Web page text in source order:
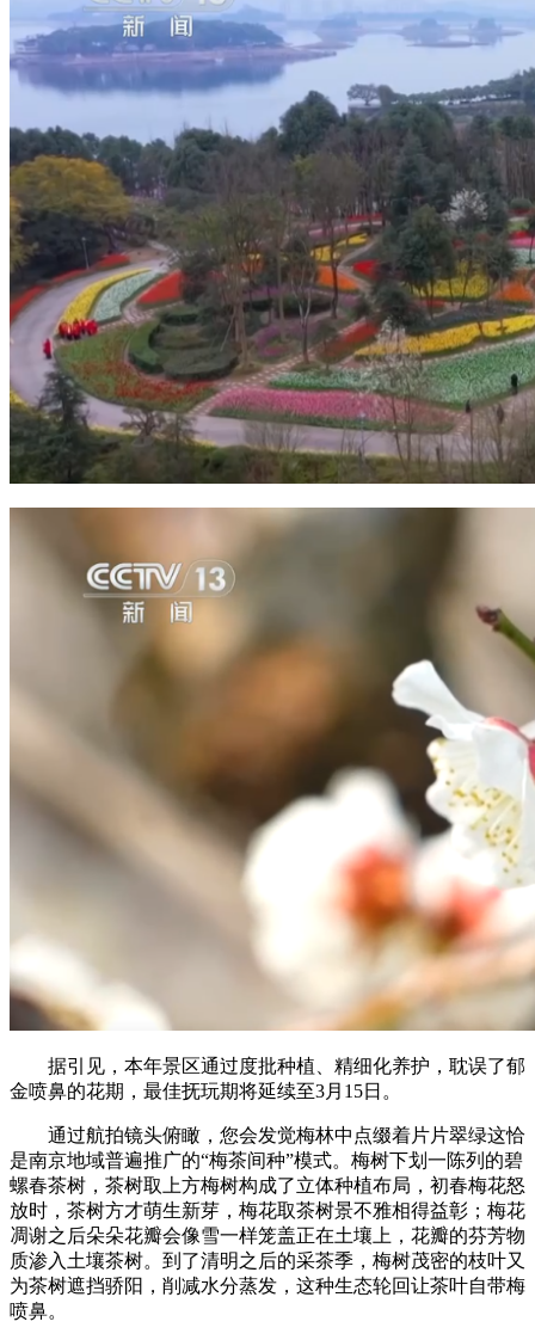
据引见，本年景区通过度批种植、精细化养护，耽误了郁
金喷鼻的花期，最佳抚玩期将延续至3月15日。
通过航拍镜头俯瞰，您会发觉梅林中点缀着片片翠绿这恰
是南京地域普遍推广的“梅茶间种”模式。梅树下划一陈列的碧
螺春茶树，茶树取上方梅树构成了立体种植布局，初春梅花怒
放时，茶树方才萌生新芽，梅花取茶树景不雅相得益彰；梅花
凋谢之后朵朵花瓣会像雪一样笼盖正在土壤上，花瓣的芬芳物
质渗入土壤茶树。到了清明之后的采茶季，梅树茂密的枝叶又
为茶树遮挡骄阳，削减水分蒸发，这种生态轮回让茶叶自带梅
喷鼻。